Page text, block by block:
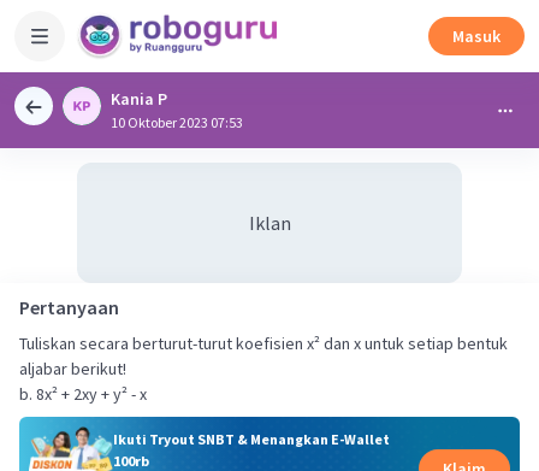
Masuk
Kania P
10 Oktober 2023 07:53
Iklan
Pertanyaan
Tuliskan secara berturut-turut koefisien x² dan x untuk setiap bentuk
aljabar berikut!
b. 8x² + 2xy + y² - x
Ikuti Tryout SNBT & Menangkan E-Wallet
100rb